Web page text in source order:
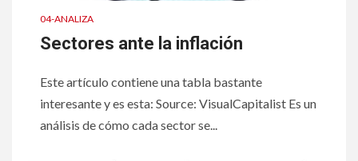
04-ANALIZA
Sectores ante la inflación
Este artículo contiene una tabla bastante
interesante y es esta: Source: VisualCapitalist Es un
análisis de cómo cada sector se...